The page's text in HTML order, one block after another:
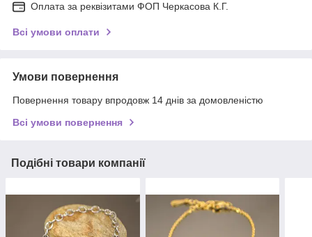
Оплата за реквізитами ФОП Черкасова К.Г.
Всі умови оплати
Умови повернення
Повернення товару впродовж 14 днів за домовленістю
Всі умови повернення
Подібні товари компанії